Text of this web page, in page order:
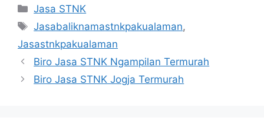
Categories
Jasa STNK
Tags
Jasabaliknamastnkpakualaman,
Jasastnkpakualaman
Biro Jasa STNK Ngampilan Termurah
Biro Jasa STNK Jogja Termurah